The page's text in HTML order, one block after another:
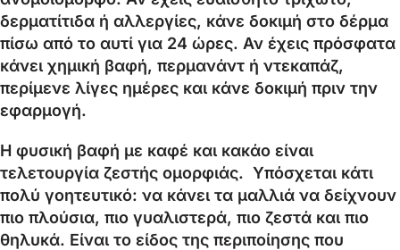
δερματίτιδα ή αλλεργίες, κάνε δοκιμή στο δέρμα
πίσω από το αυτί για 24 ώρες. Αν έχεις πρόσφατα
κάνει χημική βαφή, περμανάντ ή ντεκαπάζ,
περίμενε λίγες ημέρες και κάνε δοκιμή πριν την
εφαρμογή.
Η φυσική βαφή με καφέ και κακάο είναι
τελετουργία ζεστής ομορφιάς. Υπόσχεται κάτι
πολύ γοητευτικό: να κάνει τα μαλλιά να δείχνουν
πιο πλούσια, πιο γυαλιστερά, πιο ζεστά και πιο
θηλυκά. Είναι το είδος της περιποίησης που